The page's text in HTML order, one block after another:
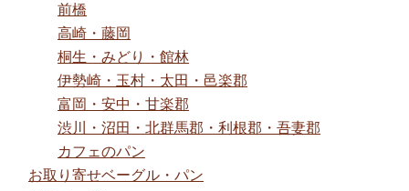
前橋
高崎・藤岡
桐生・みどり・館林
伊勢崎・玉村・太田・邑楽郡
富岡・安中・甘楽郡
渋川・沼田・北群馬郡・利根郡・吾妻郡
カフェのパン
お取り寄せベーグル・パン